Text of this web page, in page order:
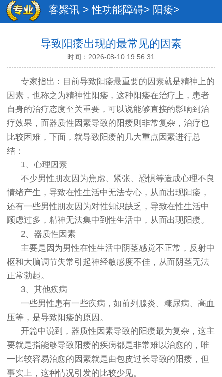
客聚讯 >性功能障碍> 阳痿>
导致阳痿出现的最常见的因素
时间：2026-08-10 19:56:31
专家指出：目前导致阳痿最重要的因素就是精神上的
因素，也称之为精神性阳痿，这种阳痿在治疗上，患者
自身的治疗态度至关重要，可以说能够直接的影响到治
疗效果，而器质性因素导致的阳痿则非常复杂，治疗也
比较困难，下面，就导致阳痿的几大重点因素进行总
结：
1、心理因素
不少男性朋友因为焦虑、紧张、恐惧等造成心理不良
情绪产生，导致在性生活中无法专心，从而出现阳痿，
还有一些男性朋友因为对性知识缺乏，导致在性生活中
顾虑过多，精神无法集中到性生活中，从而出现阳痿。
2、器质性因素
主要是因为男性在性生活中阴茎感觉不正常，反射中
枢和大脑调节失常引起神经敏感度不佳，从而阴茎无法
正常勃起。
3、其他疾病
一些男性患有一些疾病，如前列腺炎、糠尿病、高血
压等，是导致阳痿的原因。
开篇中说到，器质性因素导致的阳痿最为复杂，这主
要就是指能够导致阳痿的疾病都是非常难以治愈的，唯
一比较容易治愈的因素就是由包皮过长导致的阳痿，但
事实上，这种情况引发的比较少见。